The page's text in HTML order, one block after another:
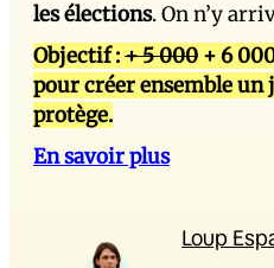
les élections. On n’y
Objectif :+ 5 000 + 6
pour créer ensemble
protège.
En savoir plus
Loup